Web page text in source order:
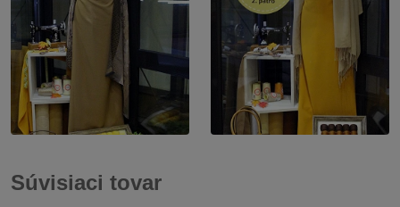
Súvisiaci tovar